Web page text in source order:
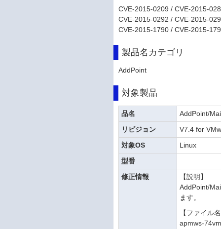
CVE-2015-0209 / CVE-2015-
CVE-2015-0292 / CVE-2015-
CVE-2015-1790 / CVE-2015-
製品名カテゴリ
AddPoint
対象製品
品名
AddPoint/
リビジョン
V7.4 for
対象OS
Linux
型番
修正情報
【説明】
AddPoint/
ます。
【ファイル
apmws-